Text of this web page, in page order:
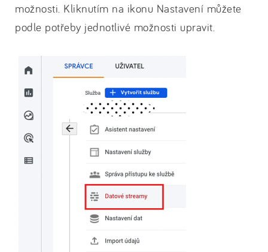
možnosti. Kliknutím na ikonu Nastavení můžete
podle potřeby jednotlivé možnosti upravit.